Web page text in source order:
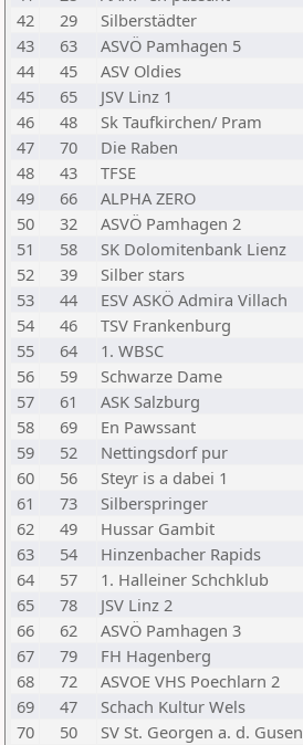
42
29 Silberstädter
43
63 ASVÖ Pamhagen 5
44
45 ASV Oldies
45
65 JSV Linz 1
46
48 Sk Taufkirchen/ Pram
47
70 Die Raben
48
43 TFSE
49
66 ALPHA ZERO
50
32 ASVÖ Pamhagen 2
51
58 SK Dolomitenbank Lienz
52
39 Silber stars
53
44 ESV ASKÖ Admira Villach
54
46 TSV Frankenburg
55
64 1. WBSC
56
59 Schwarze Dame
57
61 ASK Salzburg
58
69 En Pawssant
59
52 Nettingsdorf pur
60
56 Steyr is a dabei 1
61
73 Silberspringer
62
49 Hussar Gambit
63
54 Hinzenbacher Rapids
64
57 1. Halleiner Schchklub
65
78 JSV Linz 2
66
62 ASVÖ Pamhagen 3
67
79 FH Hagenberg
68
72 ASVOE VHS Poechlarn 2
69
47 Schach Kultur Wels
70
50 SV St. Georgen a. d. Gusen